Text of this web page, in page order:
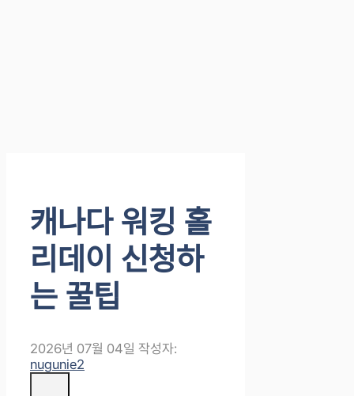
캐나다 워킹 홀
리데이 신청하
는 꿀팁
2026년 07월 04일 작성자:
nugunie2